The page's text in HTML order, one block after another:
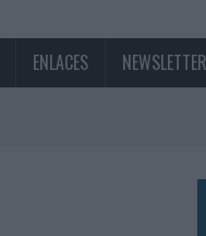
ENLACES NEWSLETTER